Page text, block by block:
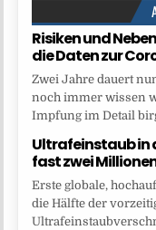
Risiken und
die Daten zur
Zwei Jahre dauert
noch immer wissen
Impfung im Detail
Ultrafeinstaub in
fast zwei
Erste globale,
die Hälfte der